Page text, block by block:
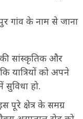
गांव के नाम से जाना
की सांस्कृतिक और
यात्रियों को अपने
हो.
पूरे क्षेत्र के समग्र